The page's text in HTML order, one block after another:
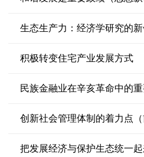
生态生产力：经济学研究的新
积极转变住宅产业发展方式
民族金融业在辛亥革命中的重
创新社会管理体制的着力点（
把发展经济与保护生态统一起